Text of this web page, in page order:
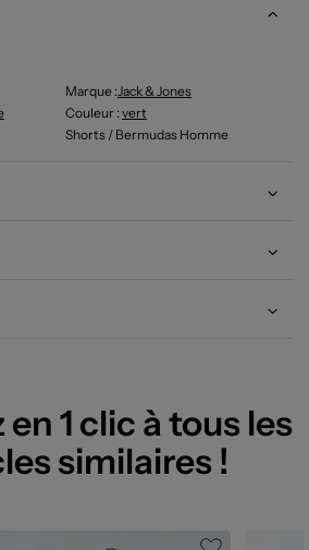
Marque :Jack & Jones
Couleur : vert
Shorts / Bermudas Homme
1 clic à tous les
similaires !